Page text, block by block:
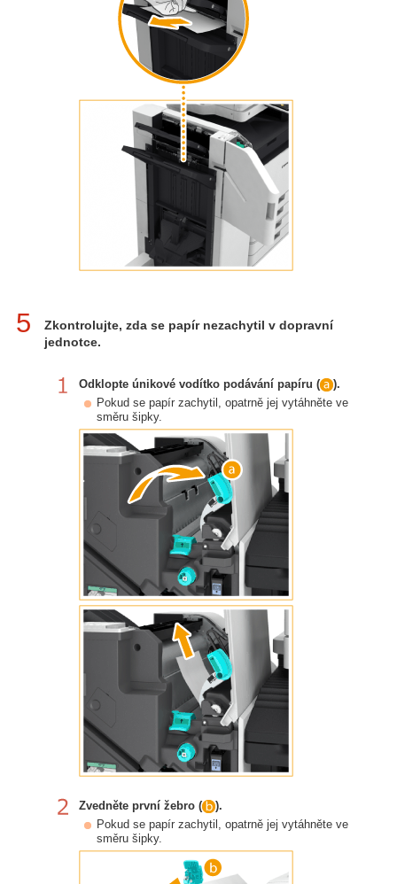
5
Zkontrolujte, zda se papír nezachytil v dopravní
jednotce.
Odklopte únikové vodítko podávání papíru (
).
Pokud se papír zachytil, opatrně jej vytáhněte ve
směru šipky.
Zvedněte první žebro (
).
Pokud se papír zachytil, opatrně jej vytáhněte ve
směru šipky.